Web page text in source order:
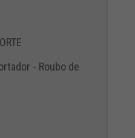
- Roubo de